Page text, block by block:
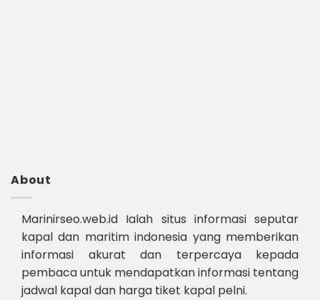
About
Marinirseo.web.id Ialah situs informasi seputar
kapal dan maritim indonesia yang memberikan
informasi akurat dan terpercaya kepada
pembaca untuk mendapatkan informasi tentang
jadwal kapal dan harga tiket kapal pelni.